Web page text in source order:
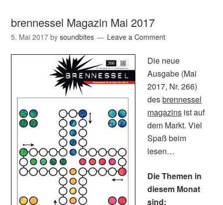
brennessel Magazin Mai 2017
5. Mai 2017 bysoundbites Leave a Comment
Die neue
Ausgabe (Mai
2017, Nr. 266)
desbrennessel
magazins ist auf
dem Markt. Viel
Spaß beim
lesen…
Die Themen in
diesem Monat
sind: